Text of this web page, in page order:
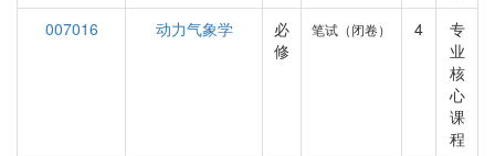
007016
动力气象学
必
修
笔试（闭卷） 4
专
业
核
心
课
程